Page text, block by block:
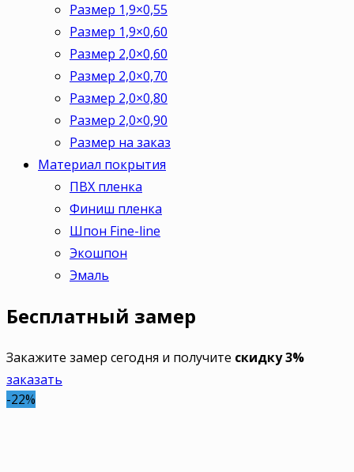
Размер 1,9×0,55
Размер 1,9×0,60
Размер 2,0×0,60
Размер 2,0×0,70
Размер 2,0×0,80
Размер 2,0×0,90
Размер на заказ
Материал покрытия
ПВХ пленка
Финиш пленка
Шпон Fine-line
Экошпон
Эмаль
Бесплатный замер
Закажите замер сегодня и получите скидку 3%
заказать
-22%